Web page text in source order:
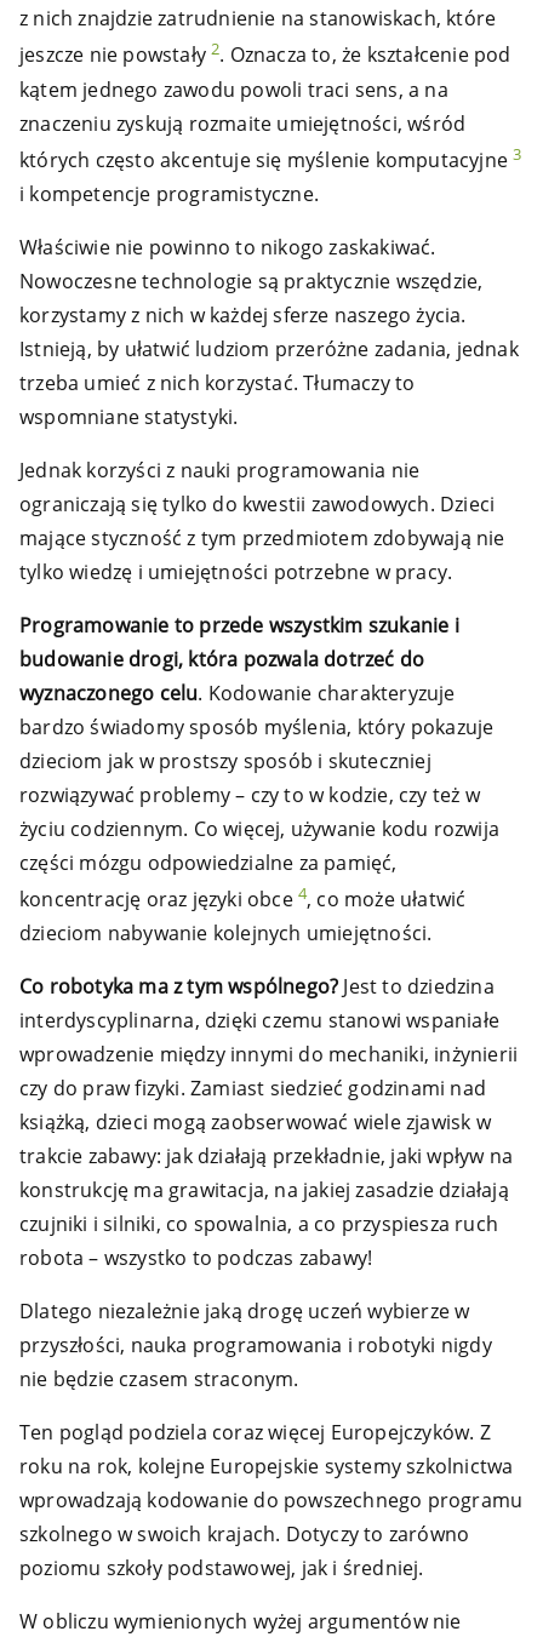
z nich znajdzie zatrudnienie na stanowiskach, które
jeszcze nie powstały 2. Oznacza to, że kształcenie pod
kątem jednego zawodu powoli traci sens, a na
znaczeniu zyskują rozmaite umiejętności, wśród
których często akcentuje się myślenie komputacyjne 3
i kompetencje programistyczne.
Właściwie nie powinno to nikogo zaskakiwać.
Nowoczesne technologie są praktycznie wszędzie,
korzystamy z nich w każdej sferze naszego życia.
Istnieją, by ułatwić ludziom przeróżne zadania, jednak
trzeba umieć z nich korzystać. Tłumaczy to
wspomniane statystyki.
Jednak korzyści z nauki programowania nie
ograniczają się tylko do kwestii zawodowych. Dzieci
mające styczność z tym przedmiotem zdobywają nie
tylko wiedzę i umiejętności potrzebne w pracy.
Programowanie to przede wszystkim szukanie i
budowanie drogi, która pozwala dotrzeć do
wyznaczonego celu. Kodowanie charakteryzuje
bardzo świadomy sposób myślenia, który pokazuje
dzieciom jak w prostszy sposób i skuteczniej
rozwiązywać problemy – czy to w kodzie, czy też w
życiu codziennym. Co więcej, używanie kodu rozwija
części mózgu odpowiedzialne za pamięć,
koncentrację oraz języki obce 4, co może ułatwić
dzieciom nabywanie kolejnych umiejętności.
Co robotyka ma z tym wspólnego? Jest to dziedzina
interdyscyplinarna, dzięki czemu stanowi wspaniałe
wprowadzenie między innymi do mechaniki, inżynierii
czy do praw fizyki. Zamiast siedzieć godzinami nad
książką, dzieci mogą zaobserwować wiele zjawisk w
trakcie zabawy: jak działają przekładnie, jaki wpływ na
konstrukcję ma grawitacja, na jakiej zasadzie działają
czujniki i silniki, co spowalnia, a co przyspiesza ruch
robota – wszystko to podczas zabawy!
Dlatego niezależnie jaką drogę uczeń wybierze w
przyszłości, nauka programowania i robotyki nigdy
nie będzie czasem straconym.
Ten pogląd podziela coraz więcej Europejczyków. Z
roku na rok, kolejne Europejskie systemy szkolnictwa
wprowadzają kodowanie do powszechnego programu
szkolnego w swoich krajach. Dotyczy to zarówno
poziomu szkoły podstawowej, jak i średniej.
W obliczu wymienionych wyżej argumentów nie